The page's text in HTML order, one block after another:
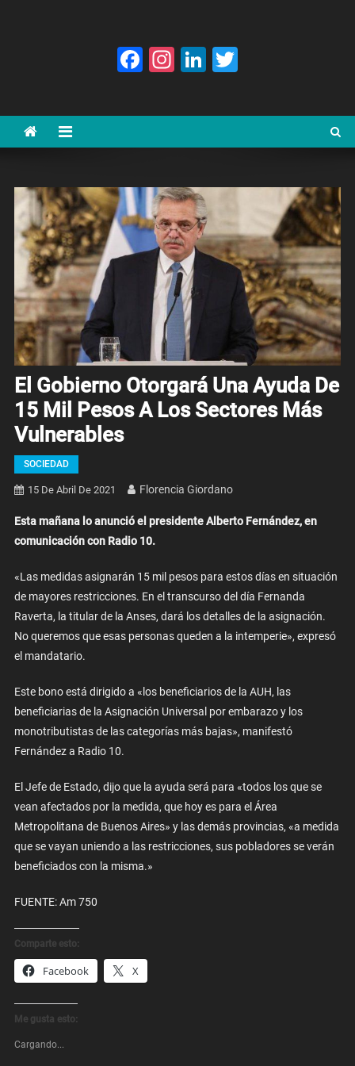
Facebook
Instagram
LinkedIn
El Gobierno Otorgará Una Ayuda De
15 Mil Pesos A Los Sectores Más
Vulnerables
SOCIEDAD
15 De Abril De 2021 Florencia Giordano
Esta mañana lo anunció el presidente Alberto Fernández, en
comunicación con Radio 10.
«Las medidas asignarán 15 mil pesos para estos días en situación
de mayores restricciones. En el transcurso del día Fernanda
Raverta, la titular de la Anses, dará los detalles de la asignación.
No queremos que esas personas queden a la intemperie», expresó
el mandatario.
Este bono está dirigido a «los beneficiarios de la AUH, las
beneficiarias de la Asignación Universal por embarazo y los
monotributistas de las categorías más bajas», manifestó
Fernández a Radio 10.
El Jefe de Estado, dijo que la ayuda será para «todos los que se
vean afectados por la medida, que hoy es para el Área
Metropolitana de Buenos Aires» y las demás provincias, «a medida
que se vayan uniendo a las restricciones, sus pobladores se verán
beneficiados con la misma.»
FUENTE: Am 750
Comparte esto:
Facebook X
Me gusta esto:
Cargando...